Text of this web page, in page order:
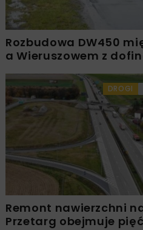
Rozbudowa DW450
a Wieruszowem z
DROGI
Remont nawierzchni
Przetarg obejmuje